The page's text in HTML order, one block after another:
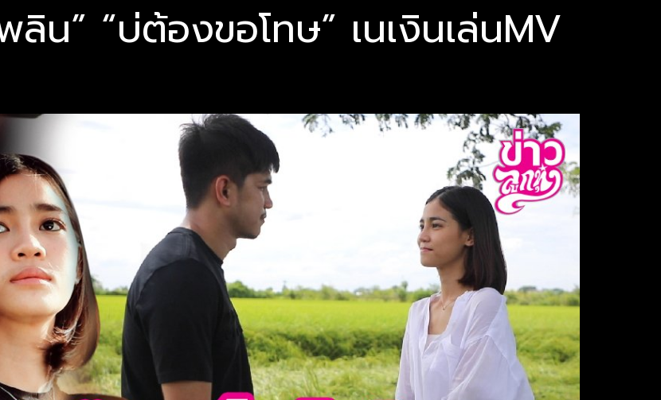
ลิน” “บ่ต้องขอโทษ” เนเงินเล่นMV